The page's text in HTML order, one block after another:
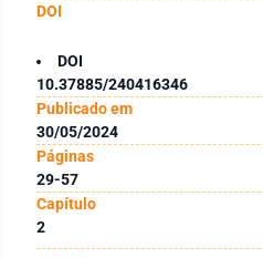
DOI
DOI
10.37885/240416346
Publicado em
30/05/2024
Páginas
29-57
Capítulo
2